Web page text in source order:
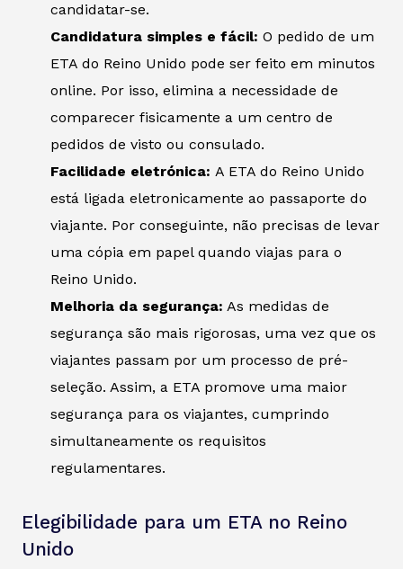
candidatar-se.
Candidatura simples e fácil: O pedido de um
ETA do Reino Unido pode ser feito em minutos
online. Por isso, elimina a necessidade de
comparecer fisicamente a um centro de
pedidos de visto ou consulado.
Facilidade eletrónica: A ETA do Reino Unido
está ligada eletronicamente ao passaporte do
viajante. Por conseguinte, não precisas de levar
uma cópia em papel quando viajas para o
Reino Unido.
Melhoria da segurança: As medidas de
segurança são mais rigorosas, uma vez que os
viajantes passam por um processo de pré-
seleção. Assim, a ETA promove uma maior
segurança para os viajantes, cumprindo
simultaneamente os requisitos
regulamentares.
Elegibilidade para um ETA no Reino
Unido